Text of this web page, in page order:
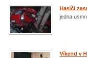
Hasiči
jedna
Víkend v